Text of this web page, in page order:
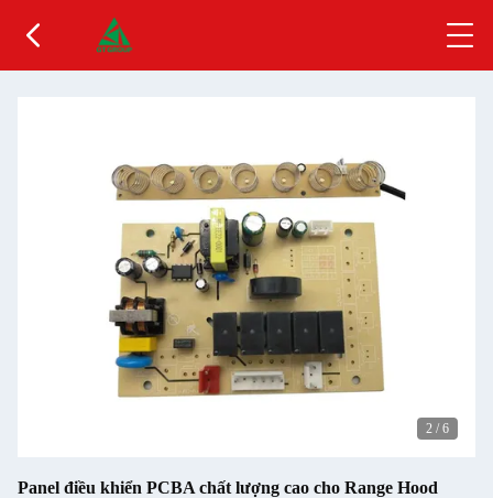
2 / 6
Panel điều khiển PCBA chất lượng cao cho Range Hood